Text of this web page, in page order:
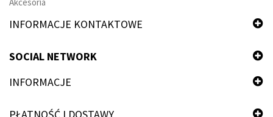
INFORMACJE KONTAKTOWE
SOCIAL NETWORK
INFORMACJE
PŁATNOŚĆ I DOSTAWY